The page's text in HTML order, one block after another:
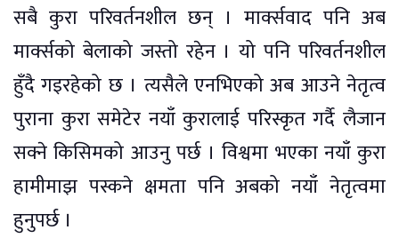
सबै कुरा परिवर्तनशील छन् । मार्क्सवाद पनि अब
मार्क्सको बेलाको जस्तो रहेन । यो पनि परिवर्तनशील
हुँदै गइरहेको छ । त्यसैले एनभिएको अब आउने नेतृत्व
पुराना कुरा समेटेर नयाँ कुरालाई परिस्कृत गर्दै लैजान
सक्ने किसिमको आउनु पर्छ । विश्वमा भएका नयाँ कुरा
हामीमाझ पस्कने क्षमता पनि अबको नयाँ नेतृत्वमा
हुनुपर्छ ।